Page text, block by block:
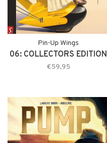
Pin-Up Wings
06: COLLECTORS EDITION
€59,95